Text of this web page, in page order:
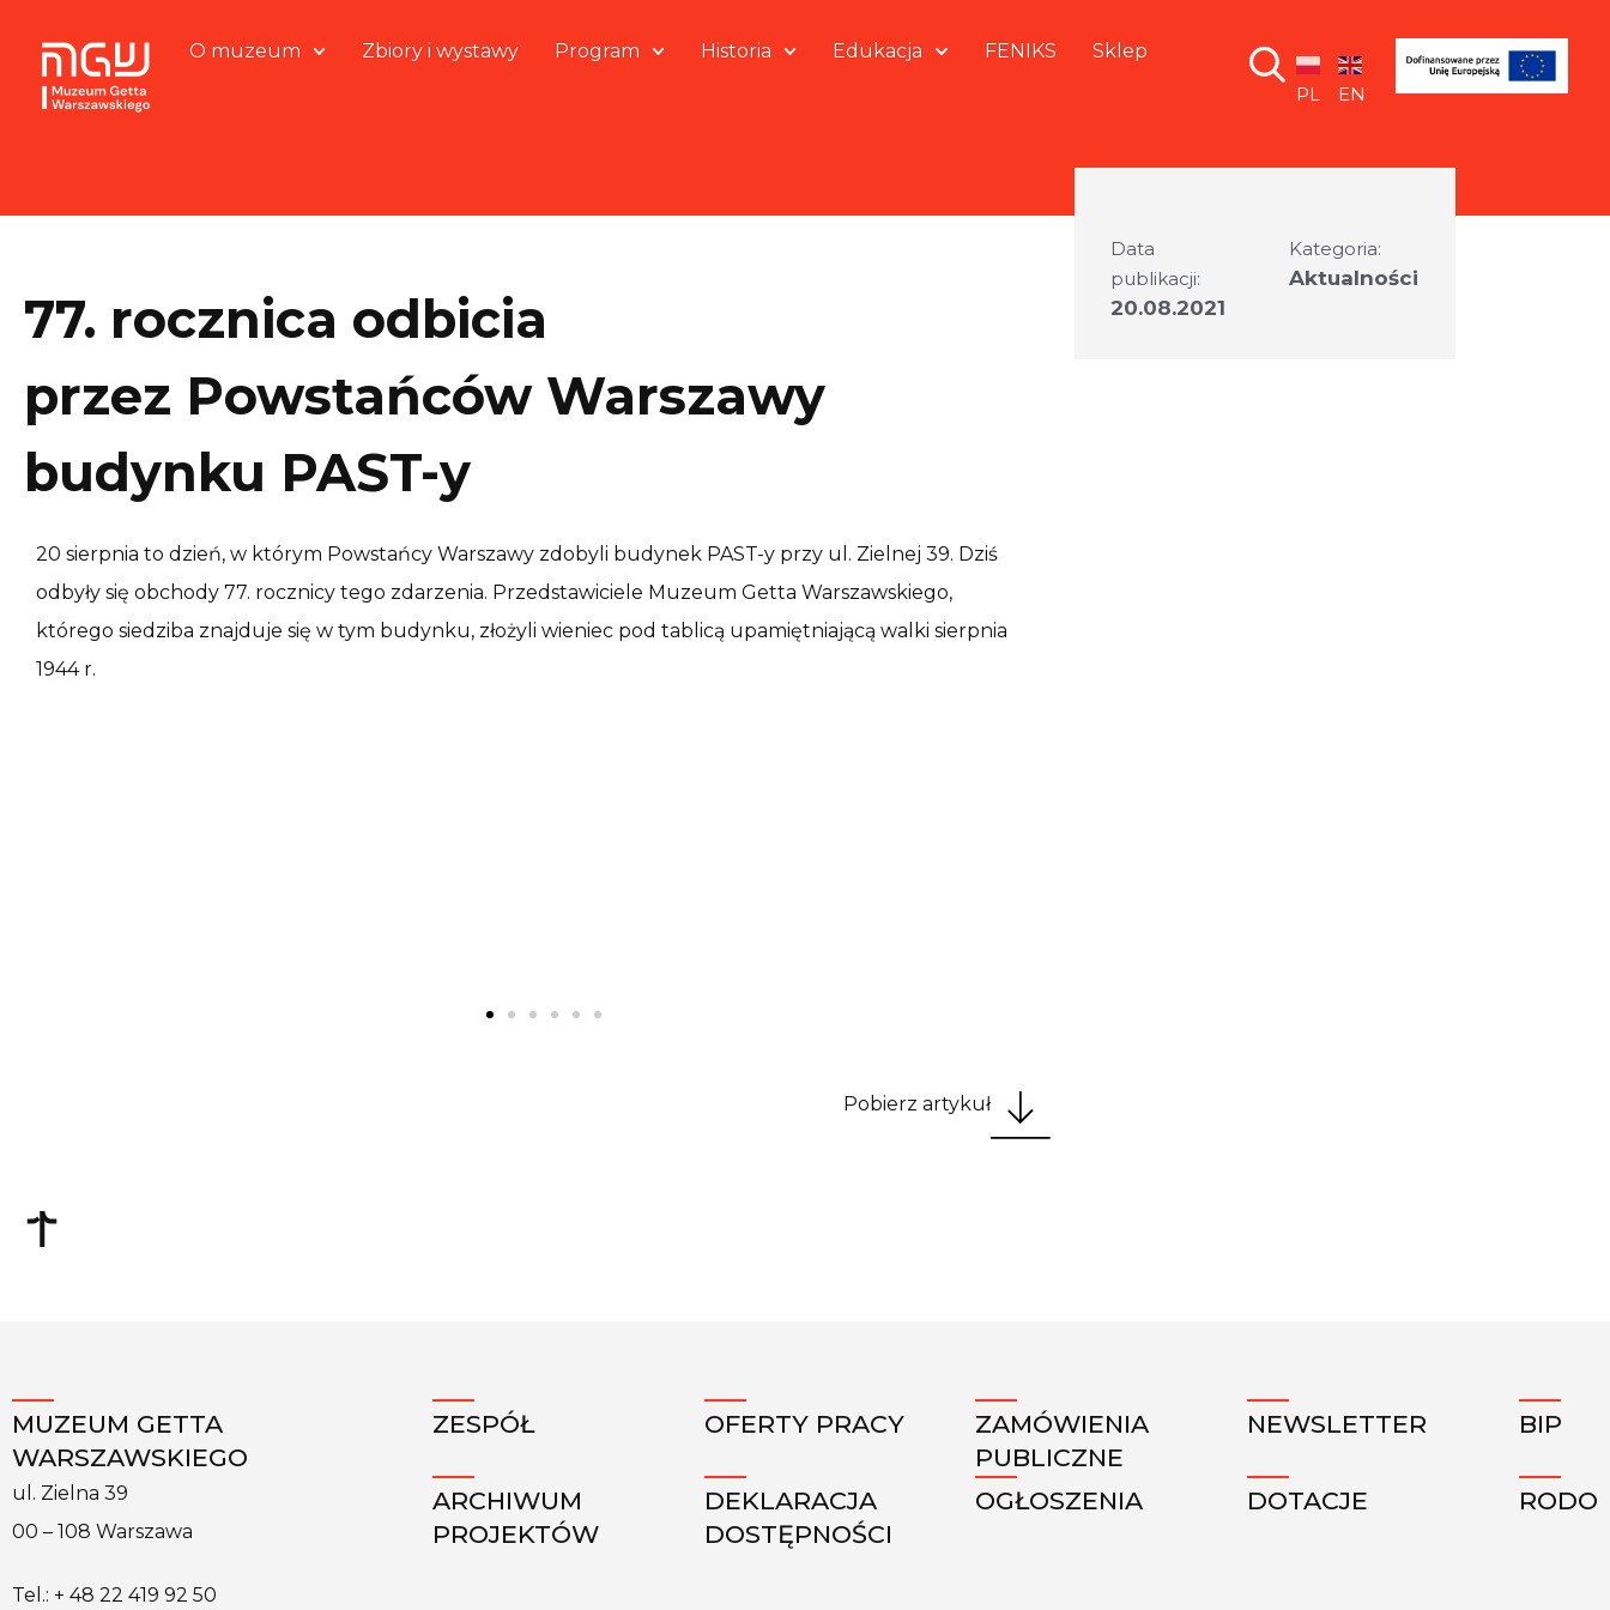
O muzeum Zbiory i wystawy Program Historia Edukacja FENIKS
Sklep
PL
EN
77. rocznica odbicia
przez Powstańców Warszawy
budynku PAST-y
20 sierpnia to dzień, w którym Powstańcy Warszawy zdobyli budynek PAST-y przy ul. Zielnej 39. Dziś
odbyły się obchody 77. rocznicy tego zdarzenia. Przedstawiciele Muzeum Getta Warszawskiego,
którego siedziba znajduje się w tym budynku, złożyli wieniec pod tablicą upamiętniającą walki sierpnia
1944 r.
Pobierz artykuł
Data
publikacji:
20.08.2021
Kategoria:
Aktualności
MUZEUM GETTA
WARSZAWSKIEGO
ul. Zielna 39
00 – 108 Warszawa
Tel.: + 48 22 419 92 50
ZESPÓŁ
ARCHIWUM
PROJEKTÓW
OFERTY PRACY
DEKLARACJA
DOSTĘPNOŚCI
ZAMÓWIENIA
PUBLICZNE
OGŁOSZENIA
NEWSLETTER
DOTACJE
BIP
RODO